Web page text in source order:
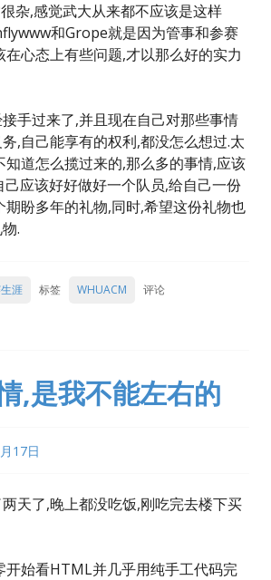
杂,感觉武大从来都不应该是这样
和Grope就是因为管事和参赛
在心态上有些问题,才以那么好的实力
手过来了,并且现在自己对那些事情
,自己能享有的权利,都没怎么想过.太
知道怎么揽过来的,那么多的事情,应该
己应该好好做好一个队员,给自己一份
期盼多年的礼物,同时,希望这份礼物也
.
涯 标签 WHUACM 评论
,是我不能左右的
17日
天了,晚上都没吃饭,刚吃完去楼下买
开始看HTML并几乎用纯手工代码完